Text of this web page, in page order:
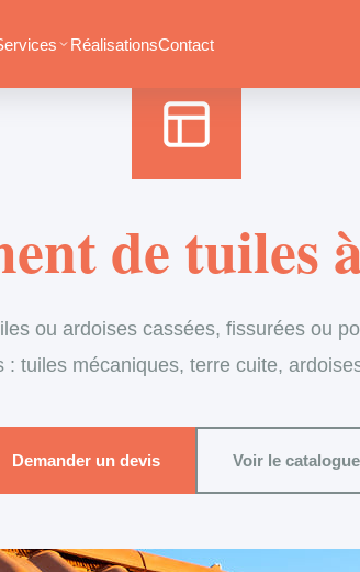
RéalisationsContact
de tuiles
ou ardoises cassées, fissurées ou
: tuiles mécaniques, terre cuite,
Demander un devis Voir le catalogue